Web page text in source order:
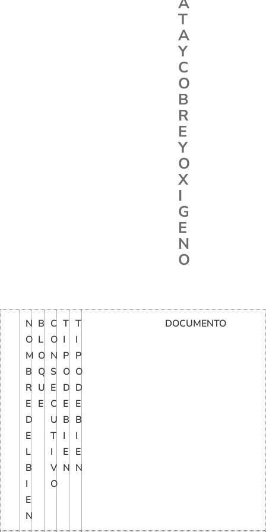
T
A
Y
C
O
B
R
E
Y
O
X
I
G
E
N
O
N
O
M
B
R
E
D
E
L
B
I
E
N
B
L
O
Q
U
E
C
O
N
S
E
C
U
T
I
V
O
T
I
P
O
D
E
B
I
E
N
T
I
P
O
D
E
B
I
E
N
DOCUMENTO